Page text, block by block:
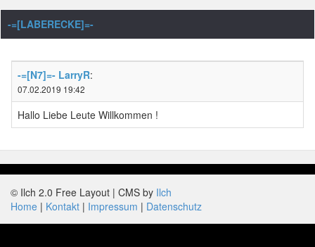
-=[LABERECKE]=-
-=[N7]=- LarryR:
07.02.2019 19:42
Hallo Liebe Leute Willkommen !
© Ilch 2.0 Free Layout | CMS by Ilch
Home
Kontakt Impressum Datenschutz